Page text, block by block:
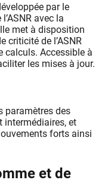
par le
avec la
met à disposition
criticité de l’ASNR
calculs. Accessible à
les mises à jour.
paramètres des
intermédiaires, et
forts ainsi
et de